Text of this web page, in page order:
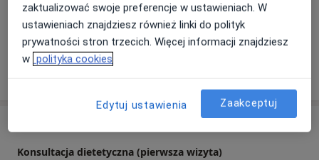
Pacjenci których przyjmuję
Dorośli (Tylko pod niektórymi adresami)
Konsultacja dietetyczna (pierwsza wizyta)
zaktualizować swoje preferencje w ustawieniach. W
ustawieniach znajdziesz również linki do polityk
prywatności stron trzecich. Więcej informacji znajdziesz
w polityka cookies
Edytuj ustawienia Zaakceptuj